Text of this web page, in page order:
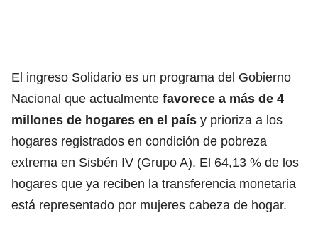
El ingreso Solidario es un programa del Gobierno
Nacional que actualmente favorece a más de 4
millones de hogares en el país y prioriza a los
hogares registrados en condición de pobreza
extrema en Sisbén IV (Grupo A). El 64,13 % de los
hogares que ya reciben la transferencia monetaria
está representado por mujeres cabeza de hogar.